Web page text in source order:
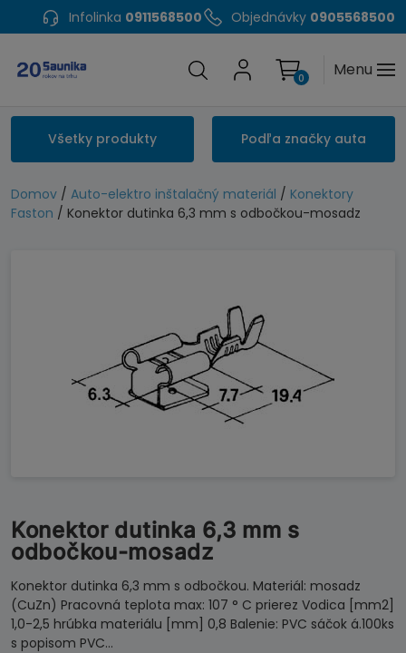
Infolinka 0911568500 Objednávky 0905568500
Menu
0
Všetky produkty Podľa značky auta
Domov / Auto-elektro inštalačný materiál / Konektory
Faston / Konektor dutinka 6,3 mm s odbočkou-mosadz
Konektor dutinka 6,3 mm s
odbočkou-mosadz
Konektor dutinka 6,3 mm s odbočkou. Materiál: mosadz
(CuZn) Pracovná teplota max: 107 ° C prierez Vodica [mm2]
1,0-2,5 hrúbka materiálu [mm] 0,8 Balenie: PVC sáčok á.100ks
s popisom PVC…